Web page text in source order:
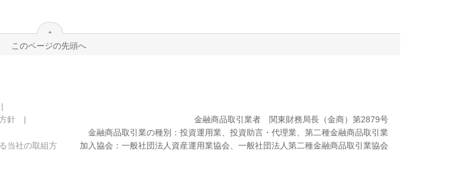
このページの先頭へ
針
当社の取組方
金融商品取引業者 関東財務局長（金商）第2879号
金融商品取引業の種別：投資運用業、投資助言・代理業、第二種金融商品取引業
加入協会：一般社団法人資産運用業協会、一般社団法人第二種金融商品取引業協会